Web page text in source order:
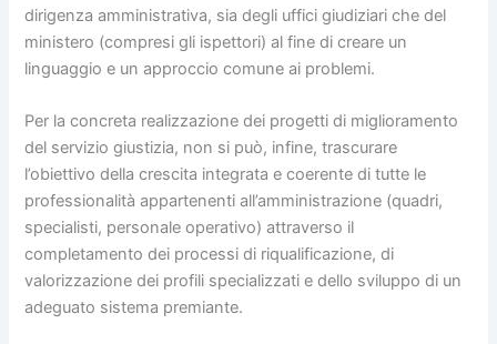
dirigenza amministrativa, sia degli uffici giudiziari che del
ministero (compresi gli ispettori) al fine di creare un
linguaggio e un approccio comune ai problemi.
Per la concreta realizzazione dei progetti di miglioramento
del servizio giustizia, non si può, infine, trascurare
l’obiettivo della crescita integrata e coerente di tutte le
professionalità appartenenti all’amministrazione (quadri,
specialisti, personale operativo) attraverso il
completamento dei processi di riqualificazione, di
valorizzazione dei profili specializzati e dello sviluppo di un
adeguato sistema premiante.